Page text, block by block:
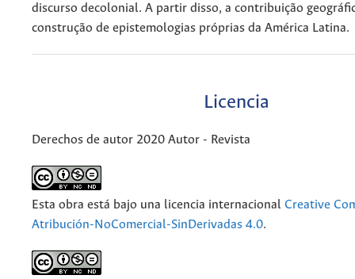
discurso decolonial. A partir disso, a contribuição
construção de epistemologias próprias da América Latina.
Licencia
Derechos de autor 2020 Autor - Revista
Esta obra está bajo una licencia internacional Creative
Atribución-NoComercial-SinDerivadas 4.0.